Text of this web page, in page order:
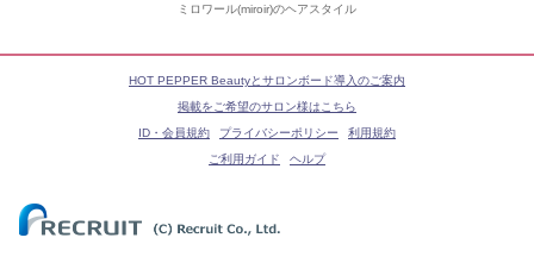
ミロワール(miroir)のヘアスタイル
HOT PEPPER Beautyとサロンボード導入のご案内
掲載をご希望のサロン様はこちら
ID・会員規約
プライバシーポリシー
利用規約
ご利用ガイド
ヘルプ